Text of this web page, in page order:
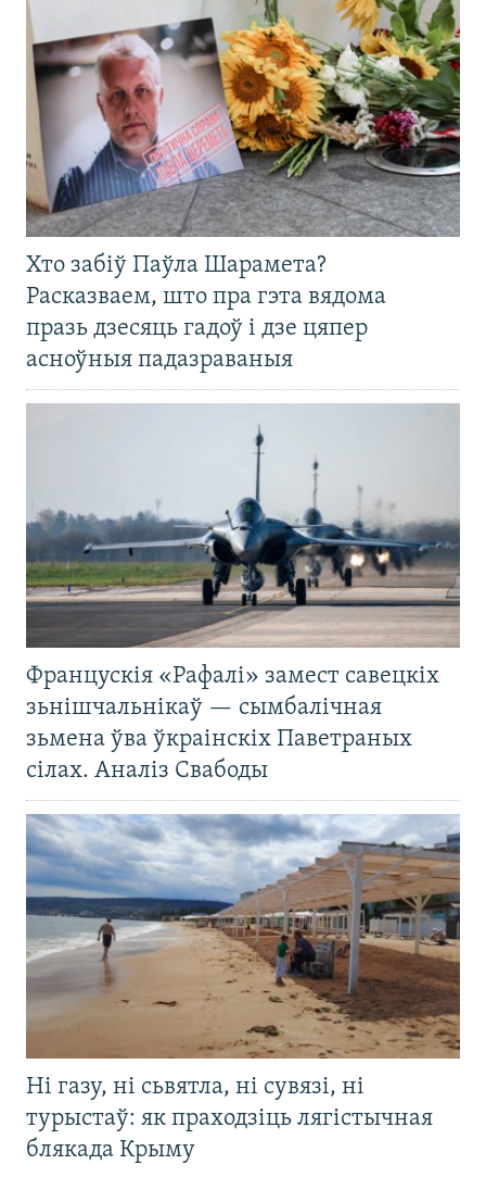
Хто забіў Паўла Шарамета?
Расказваем, што пра гэта вядома
празь дзесяць гадоў і дзе цяпер
асноўныя падазраваныя
Францускія «Рафалі» замест савецкіх
зьнішчальнікаў — сымбалічная
зьмена ўва ўкраінскіх Паветраных
сілах. Аналіз Свабоды
Ні газу, ні сьвятла, ні сувязі, ні
турыстаў: як праходзіць лягістычная
блякада Крыму